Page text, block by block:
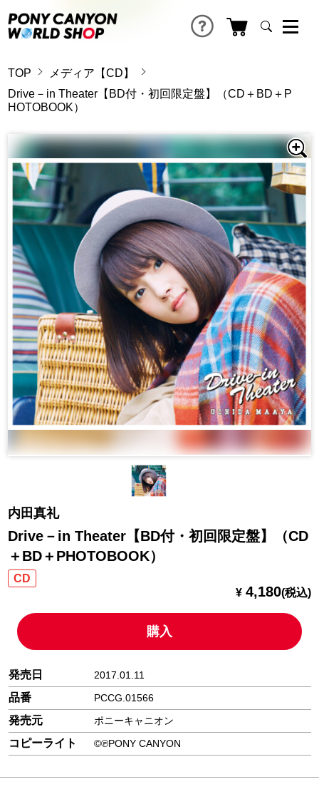
TOP
メディア【CD】
Drive－in Theater【BD付・初回限定盤】（CD＋BD＋P
HOTOBOOK）
内田真礼
Drive－in Theater【BD付・初回限定盤】（CD
＋BD＋PHOTOBOOK）
CD
¥ 4,180(税込)
購入
発売日 2017.01.11
品番 PCCG.01566
発売元 ポニーキャニオン
コピーライト ©℗PONY CANYON